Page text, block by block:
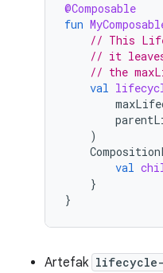
@Composable
fun
// This
// it leaves
// the
val
)
val
}
}
Artefak lifecycle-